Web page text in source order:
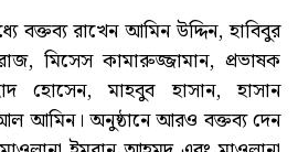
বক্তব্য রাখেন আমিন উদ্দিন, হাবিবুর
মিসেস কামারুজ্জামান, প্রভাষক
হোসেন, মাহবুব হাসান, হাসান
আমিন। অনুষ্ঠানে আরও বক্তব্য দেন